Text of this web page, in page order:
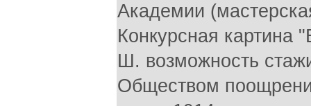
Академии
Конкурсная картина
Ш. возможность
Обществом